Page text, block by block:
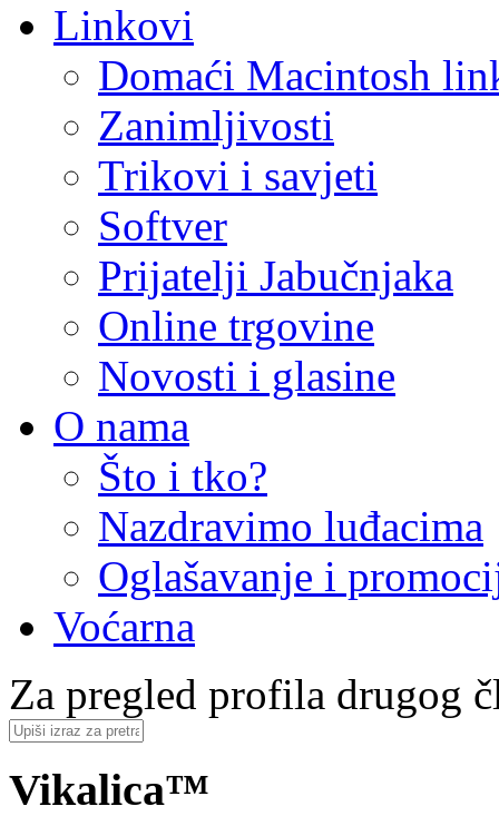
Linkovi
Domaći Macintosh
Zanimljivosti
Trikovi i savjeti
Softver
Prijatelji Jabučnjaka
Online trgovine
Novosti i glasine
O nama
Što i tko?
Nazdravimo luđacima
Oglašavanje i
Voćarna
Za pregled profila drugog
Vikalica™